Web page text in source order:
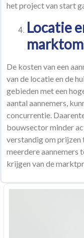
het project van start
Locatie
De kosten van een
van de locatie en de
gebieden met een
aantal aannemers,
concurrentie.
bouwsector minder
verstandig om prijzen
meerdere aannemers
krijgen van de